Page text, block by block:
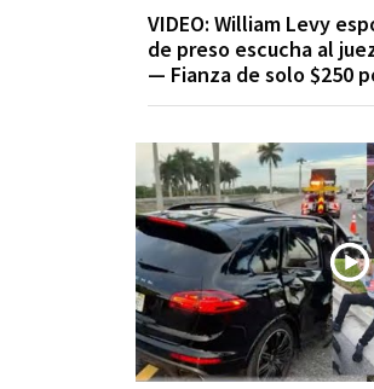
VIDEO: William Levy
de preso escucha al
— Fianza de solo $250